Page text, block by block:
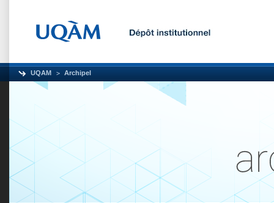
UQAM Archipel